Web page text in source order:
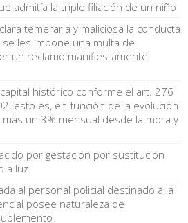
admitía la triple filiación de un niño
temeraria y maliciosa la conducta
les impone una multa de
un reclamo manifiestamente
histórico conforme el art. 276
esto es, en función de la evolución
un 3% mensual desde la mora y
por gestación por sustitución
a luz
al personal policial destinado a la
posee naturaleza de